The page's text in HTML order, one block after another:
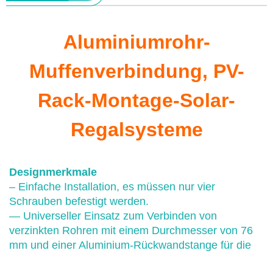
Aluminiumrohr-
Muffenverbindung, PV-
Rack-Montage-Solar-
Regalsysteme
Designmerkmale
– Einfache Installation, es müssen nur vier
Schrauben befestigt werden.
— Universeller Einsatz zum Verbinden von
verzinkten Rohren mit einem Durchmesser von 76
mm und einer Aluminium-Rückwandstange für die